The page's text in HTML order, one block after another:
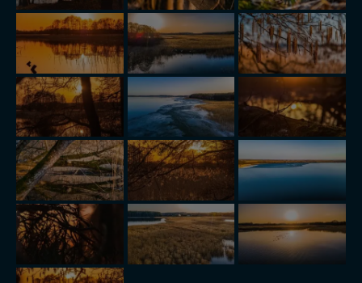
w przypadku rezerwacji usług typu: nocleg, czartery,
itp). Więcej informacji o zasadach i funkcjonalności
serwisu w
Regulaminie Serwisu.
Administratorem Twoich danych jest: Agencja
Reklamowa Kreacja Monika Borkowska, z siedzibą ul.
Wiejska 17, 11-500 Giżycko. Możesz z nami
skontaktować się za pośrednictwem tej
W każdej chwili możesz: zażądać dostępu do swoich
danych, zażądać ich poprawienia lub usunięcia,
zabronić ich przetwarzania. Pamiętaj jednak, że nie
zawsze jest możliwe techniczne zrealizowanie Twoich
praw w odniesieniu do informacji zawartych w plikach
cookies. Twoja przeglądarka umożliwia Ci skasowanie
tych plików - w pewnych przypadkach nie możemy tego
zrobić za Ciebie.